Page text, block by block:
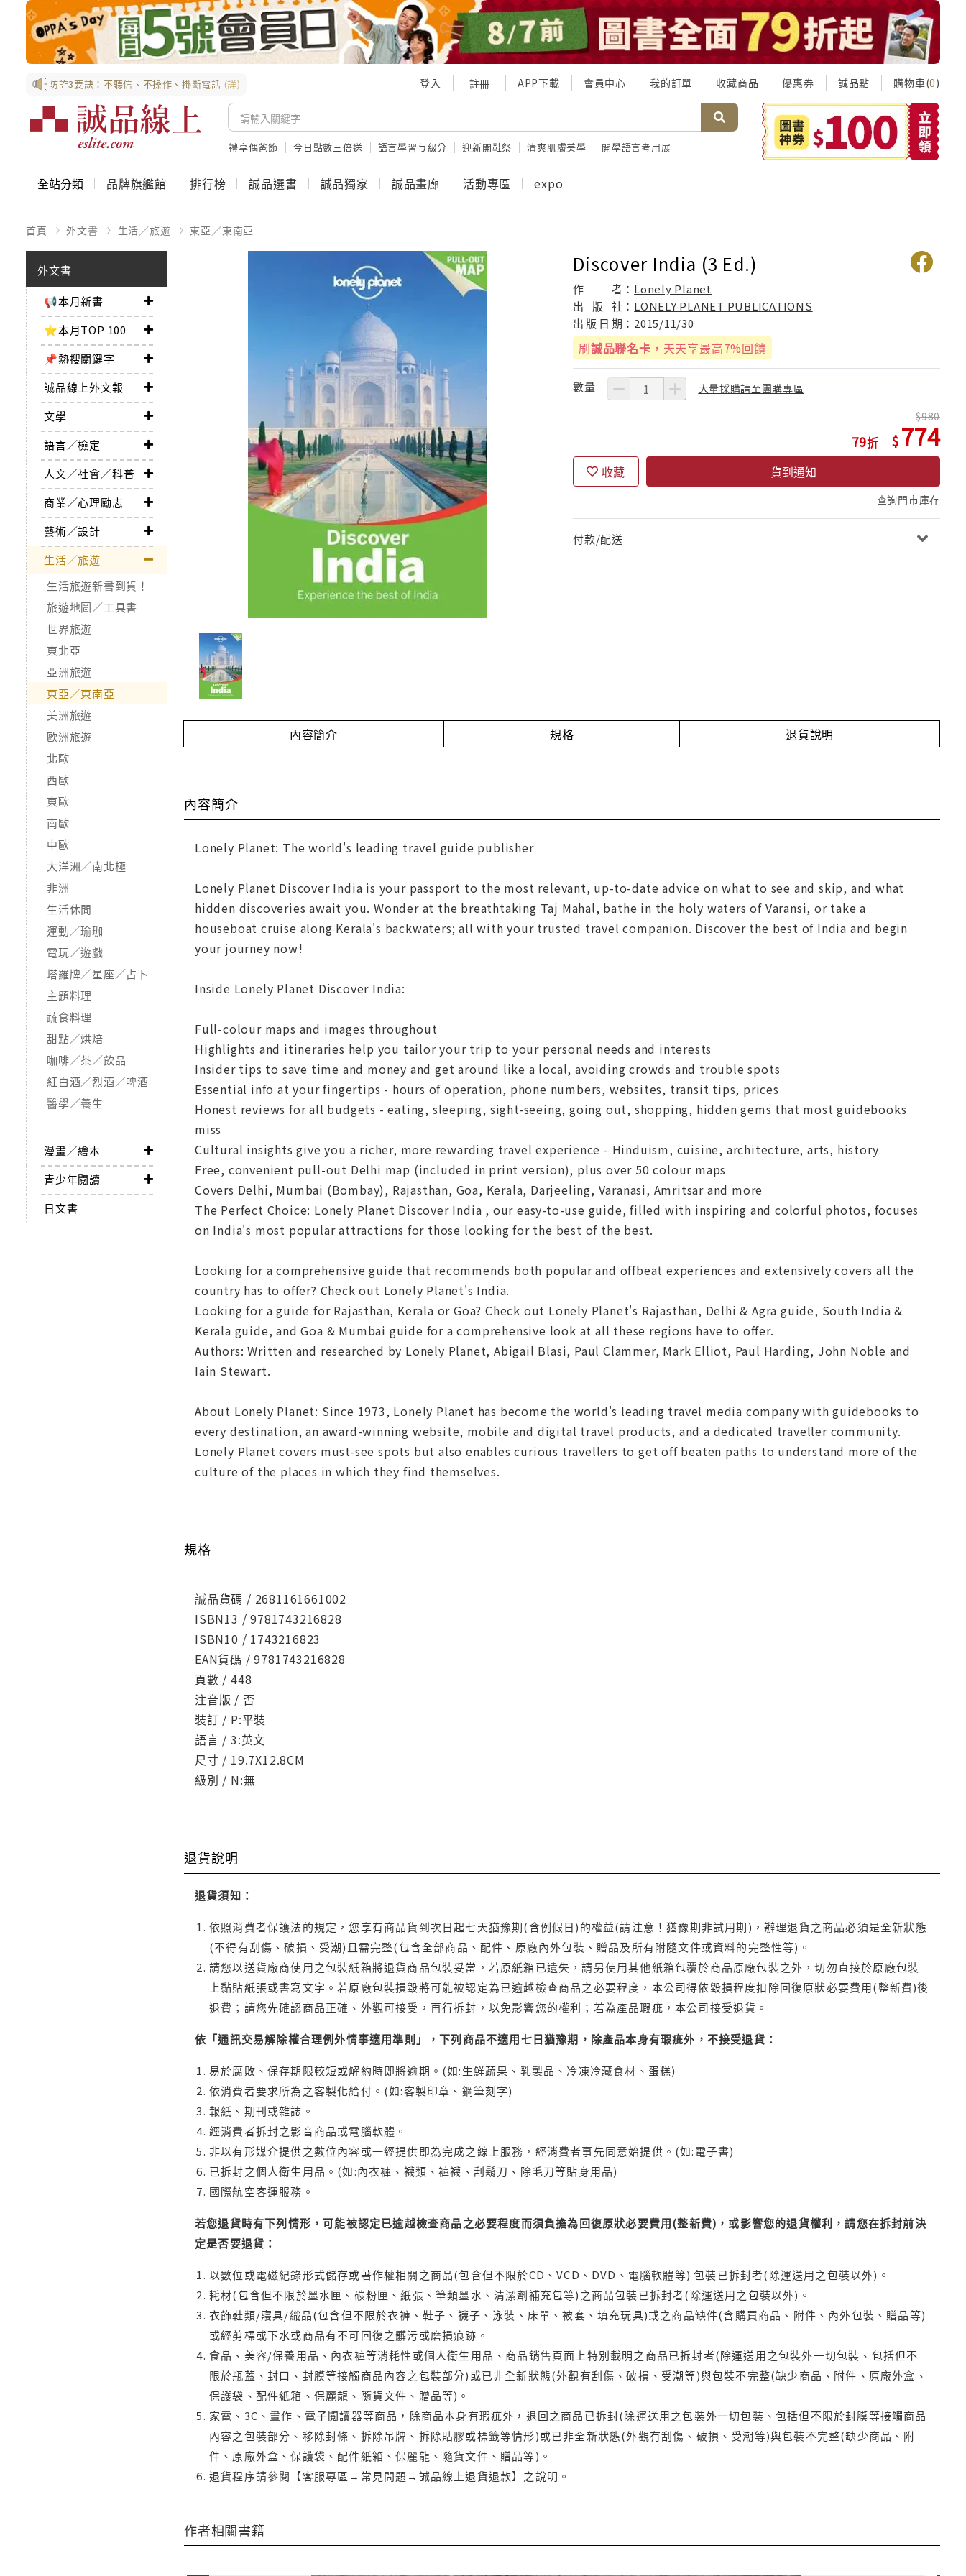
防詐3要訣：不聽信、不操作、掛斷電話 (詳) 登入 註冊 APP下載 會員中心 我的訂單 收藏商品 優惠券 誠品點 購物車(0)
禮享偶爸節 今日點數三倍送 語言學習ㄅ級分 迎新開鞋祭 清爽肌膚美學 開學語言考用展
全站分類 品牌旗艦館 排行榜 誠品選書 誠品獨家 誠品畫廊 活動專區 expo
首頁 外文書 生活／旅遊 東亞／東南亞
外文書
📢本月新書
⭐本月TOP 100
📌熱搜關鍵字
誠品線上外文報
文學
語言／檢定
人文／社會／科普
商業／心理勵志
藝術／設計
生活／旅遊
生活旅遊新書到貨！
旅遊地圖／工具書
世界旅遊
東北亞
亞洲旅遊
東亞／東南亞
美洲旅遊
歐洲旅遊
北歐
西歐
東歐
南歐
中歐
大洋洲／南北極
非洲
生活休閒
運動／瑜珈
電玩／遊戲
塔羅牌／星座／占卜
主題料理
蔬食料理
甜點／烘焙
咖啡／茶／飲品
紅白酒／烈酒／啤酒
醫學／養生
漫畫／繪本
青少年閱讀
日文書
Discover India (3 Ed.)
作 者： Lonely Planet
出
版 社： LONELY PLANET PUBLICATIONS
出 版 日 期： 2015/11/30
刷誠品聯名卡 ，天天享最高7%回饋
數量 大量採購請至團購專區
79
980
774
收藏 貨到通知
查詢門市庫存
付款/配送
內容簡介 規格 退貨說明
內容簡介
Lonely Planet: The world's leading travel guide publisher
Lonely Planet Discover India is your passport to the most relevant, up-to-date advice on what to see and skip, and what
hidden discoveries await you. Wonder at the breathtaking Taj Mahal, bathe in the holy waters of Varansi, or take a
houseboat cruise along Kerala's backwaters; all with your trusted travel companion. Discover the best of India and begin
your journey now!
Inside Lonely Planet Discover India:
Full-colour maps and images throughout
Highlights and itineraries help you tailor your trip to your personal needs and interests
Insider tips to save time and money and get around like a local, avoiding crowds and trouble spots
Essential info at your fingertips - hours of operation, phone numbers, websites, transit tips, prices
Honest reviews for all budgets - eating, sleeping, sight-seeing, going out, shopping, hidden gems that most guidebooks
miss
Cultural insights give you a richer, more rewarding travel experience - Hinduism, cuisine, architecture, arts, history
Free, convenient pull-out Delhi map (included in print version), plus over 50 colour maps
Covers Delhi, Mumbai (Bombay), Rajasthan, Goa, Kerala, Darjeeling, Varanasi, Amritsar and more
The Perfect Choice: Lonely Planet Discover India , our easy-to-use guide, filled with inspiring and colorful photos, focuses
on India's most popular attractions for those looking for the best of the best.
Looking for a comprehensive guide that recommends both popular and offbeat experiences and extensively covers all the
country has to offer? Check out Lonely Planet's India.
Looking for a guide for Rajasthan, Kerala or Goa? Check out Lonely Planet's Rajasthan, Delhi & Agra guide, South India &
Kerala guide, and Goa & Mumbai guide for a comprehensive look at all these regions have to offer.
Authors: Written and researched by Lonely Planet, Abigail Blasi, Paul Clammer, Mark Elliot, Paul Harding, John Noble and
Iain Stewart.
About Lonely Planet: Since 1973, Lonely Planet has become the world's leading travel media company with guidebooks to
every destination, an award-winning website, mobile and digital travel products, and a dedicated traveller community.
Lonely Planet covers must-see spots but also enables curious travellers to get off beaten paths to understand more of the
culture of the places in which they find themselves.
規格
誠品貨碼 / 2681161661002
ISBN13 / 9781743216828
ISBN10 / 1743216823
EAN貨碼 / 9781743216828
頁數 / 448
注音版 / 否
裝訂 / P:平裝
語言 / 3:英文
尺寸 / 19.7X12.8CM
級別 / N:無
退貨說明
退貨須知：
依照消費者保護法的規定，您享有商品貨到次日起七天猶豫期(含例假日)的權益(請注意！猶豫期非試用期)，辦理退貨之商品必須是全新狀態
(不得有刮傷、破損、受潮)且需完整(包含全部商品、配件、原廠內外包裝、贈品及所有附隨文件或資料的完整性等)。
請您以送貨廠商使用之包裝紙箱將退貨商品包裝妥當，若原紙箱已遺失，請另使用其他紙箱包覆於商品原廠包裝之外，切勿直接於原廠包裝
上黏貼紙張或書寫文字。若原廠包裝損毀將可能被認定為已逾越檢查商品之必要程度，本公司得依毀損程度扣除回復原狀必要費用(整新費)後
退費；請您先確認商品正確、外觀可接受，再行拆封，以免影響您的權利；若為產品瑕疵，本公司接受退貨。
依「通訊交易解除權合理例外情事適用準則」，下列商品不適用七日猶豫期，除產品本身有瑕疵外，不接受退貨：
易於腐敗、保存期限較短或解約時即將逾期。(如:生鮮蔬果、乳製品、冷凍冷藏食材、蛋糕)
依消費者要求所為之客製化給付。(如:客製印章、鋼筆刻字)
報紙、期刊或雜誌。
經消費者拆封之影音商品或電腦軟體。
非以有形媒介提供之數位內容或一經提供即為完成之線上服務，經消費者事先同意始提供。(如:電子書)
已拆封之個人衛生用品。(如:內衣褲、襪類、褲襪、刮鬍刀、除毛刀等貼身用品)
國際航空客運服務。
若您退貨時有下列情形，可能被認定已逾越檢查商品之必要程度而須負擔為回復原狀必要費用(整新費)，或影響您的退貨權利，請您在拆封前決
定是否要退貨：
以數位或電磁紀錄形式儲存或著作權相關之商品(包含但不限於CD、VCD、DVD、電腦軟體等) 包裝已拆封者(除運送用之包裝以外)。
耗材(包含但不限於墨水匣、碳粉匣、紙張、筆類墨水、清潔劑補充包等)之商品包裝已拆封者(除運送用之包裝以外)。
衣飾鞋類/寢具/織品(包含但不限於衣褲、鞋子、襪子、泳裝、床單、被套、填充玩具)或之商品缺件(含購買商品、附件、內外包裝、贈品等)
或經剪標或下水或商品有不可回復之髒污或磨損痕跡。
食品、美容/保養用品、內衣褲等消耗性或個人衛生用品、商品銷售頁面上特別載明之商品已拆封者(除運送用之包裝外一切包裝、包括但不
限於瓶蓋、封口、封膜等接觸商品內容之包裝部分)或已非全新狀態(外觀有刮傷、破損、受潮等)與包裝不完整(缺少商品、附件、原廠外盒、
保護袋、配件紙箱、保麗龍、隨貨文件、贈品等)。
家電、3C、畫作、電子閱讀器等商品，除商品本身有瑕疵外，退回之商品已拆封(除運送用之包裝外一切包裝、包括但不限於封膜等接觸商品
內容之包裝部分、移除封條、拆除吊牌、拆除貼膠或標籤等情形)或已非全新狀態(外觀有刮傷、破損、受潮等)與包裝不完整(缺少商品、附
件、原廠外盒、保護袋、配件紙箱、保麗龍、隨貨文件、贈品等)。
退貨程序請參閱【客服專區→常見問題→誠品線上退貨退款】之說明。
作者相關書籍